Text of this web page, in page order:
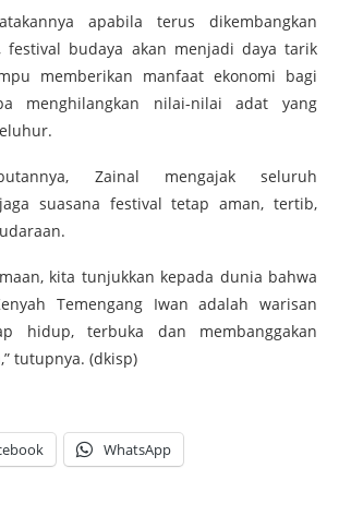
apabila terus dikembangkan
festival budaya akan menjadi daya tarik
memberikan manfaat ekonomi bagi
menghilangkan nilai-nilai adat yang
Zainal mengajak seluruh
suasana festival tetap aman, tertib,
kita tunjukkan kepada dunia bahwa
Temengang Iwan adalah warisan
hidup, terbuka dan membanggakan
tutupnya. (dkisp)
WhatsApp